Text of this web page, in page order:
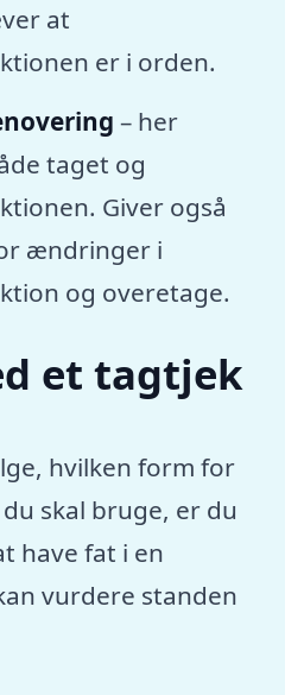
at
er i orden.
– her
taget og
Giver også
ændringer i
og overetage.
et tagtjek
hvilken form for
skal bruge, er du
have fat i en
vurdere standen